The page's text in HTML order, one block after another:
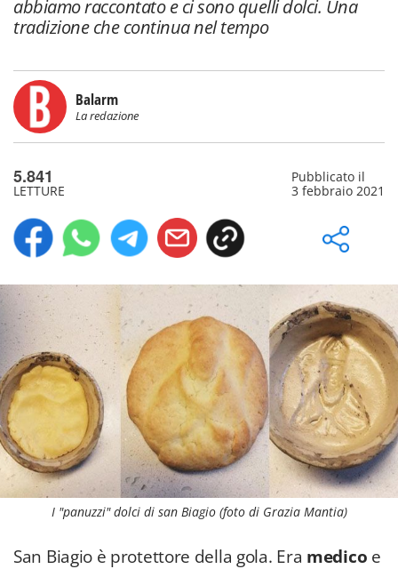
abbiamo raccontato e ci sono quelli dolci. Una
tradizione che continua nel tempo
Balarm
La redazione
5.841
LETTURE
Pubblicato il
3 febbraio 2021
I "panuzzi" dolci di san Biagio (foto di Grazia Mantia)
San Biagio è protettore della gola. Era medico e